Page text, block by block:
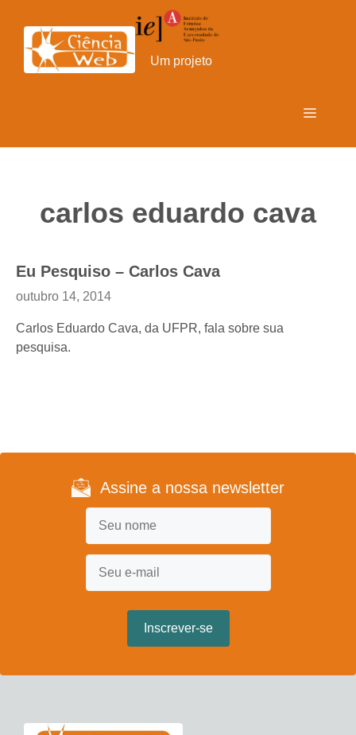
para
conteúdo
Um projeto
Menu
carlos eduardo cava
Eu Pesquiso – Carlos Cava
outubro 14, 2014
Carlos Eduardo Cava, da UFPR, fala sobre sua
pesquisa.
Assine a nossa newsletter